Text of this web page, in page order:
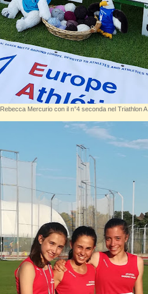
Rebecca Mercurio con il n°4 seconda nel Triathlon A